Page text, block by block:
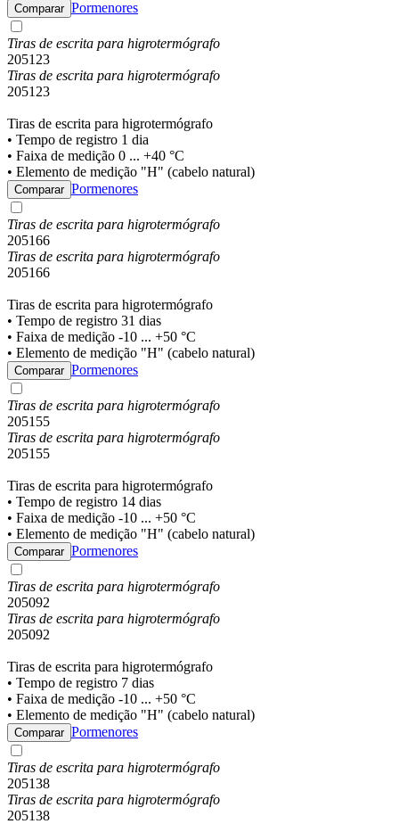
Comparar Pormenores
Tiras de escrita para higrotermógrafo
205123
Tiras de escrita para higrotermógrafo
205123
Tiras de escrita para higrotermógrafo
• Tempo de registro 1 dia
• Faixa de medição 0 ... +40 °C
• Elemento de medição "H" (cabelo natural)
Comparar Pormenores
Tiras de escrita para higrotermógrafo
205166
Tiras de escrita para higrotermógrafo
205166
Tiras de escrita para higrotermógrafo
• Tempo de registro 31 dias
• Faixa de medição -10 ... +50 °C
• Elemento de medição "H" (cabelo natural)
Comparar Pormenores
Tiras de escrita para higrotermógrafo
205155
Tiras de escrita para higrotermógrafo
205155
Tiras de escrita para higrotermógrafo
• Tempo de registro 14 dias
• Faixa de medição -10 ... +50 °C
• Elemento de medição "H" (cabelo natural)
Comparar Pormenores
Tiras de escrita para higrotermógrafo
205092
Tiras de escrita para higrotermógrafo
205092
Tiras de escrita para higrotermógrafo
• Tempo de registro 7 dias
• Faixa de medição -10 ... +50 °C
• Elemento de medição "H" (cabelo natural)
Comparar Pormenores
Tiras de escrita para higrotermógrafo
205138
Tiras de escrita para higrotermógrafo
205138